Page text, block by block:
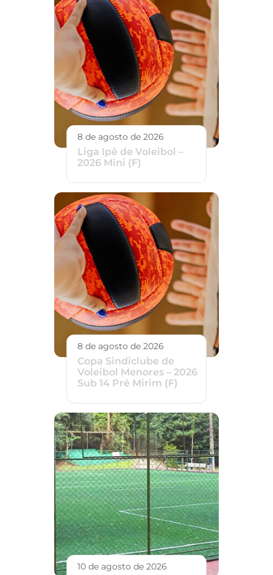
8 de agosto de 2026
Liga Ipê de Voleibol –
2026 Mini (F)
8 de agosto de 2026
Copa Sindiclube de
Voleibol Menores – 2026
Sub 14 Pré Mirim (F)
10 de agosto de 2026